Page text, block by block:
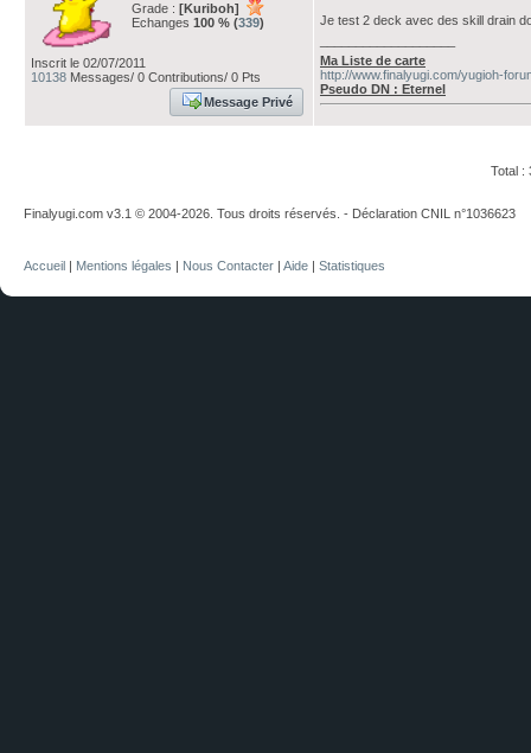
Grade : [Kuriboh]
Echanges 100 % (339)
Inscrit le 02/07/2011
10138 Messages/ 0 Contributions/ 0 Pts
Message Privé
Je test 2 deck avec des skill drain
Ma Liste de carte
http://www.finalyugi.com/yugioh-
Pseudo DN : Eternel
Total :
Finalyugi.com v3.1 © 2004-2026. Tous droits réservés. - Déclaration CNIL n°1036623
Accueil | Mentions légales | Nous Contacter | Aide | Statistiques